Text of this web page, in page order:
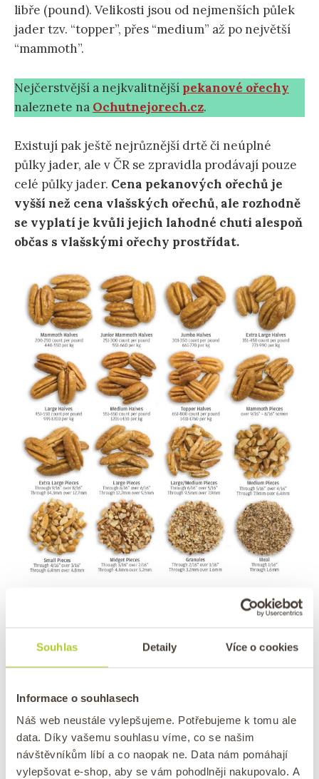
Souhlas Detaily Více o cookies
Informace o souhlasech
Náš web neustále vylepšujeme. Potřebujeme k tomu ale
data. Díky vašemu souhlasu víme, co se našim
návštěvníkům líbí a co naopak ne. Data nám pomáhají
vylepšovat e-shop, aby se vám pohodlněji nakupovalo. A
libře (pound). Velikosti jsou od nejmenších půlek
jader tzv. “topper”, přes “medium” až po největší
“mammoth”.
Nejčerstvější a nejkvalitnější pekanové ořechy
naleznete na Ochutnejorech.cz.
Existují pak ještě nejrůznější drtě či neúplné
půlky jader, ale v ČR se zpravidla prodávají pouze
celé půlky jader. Cena pekanových ořechů je
vyšší než cena vlašských ořechů, ale rozhodně
se vyplatí je kvůli jejich lahodné chuti alespoň
občas s vlašskými ořechy prostřídat.
Skladování pekanových ořechů
Protože pekanová jádra obsahují hodně tuku,
na žluknutí.
Správné skladování je tedy také
podobné jako u vlašských oříšků. Doporučuje se
skladovat ořechy v suchu a temnu, nejlépe mezi